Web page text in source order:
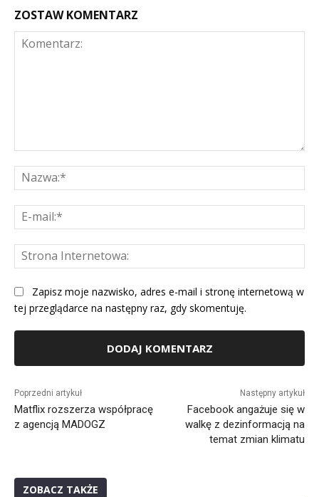
ZOSTAW KOMENTARZ
Zapisz moje nazwisko, adres e-mail i stronę internetową w
tej przeglądarce na następny raz, gdy skomentuję.
Poprzedni artykuł
Matflix rozszerza współpracę
z agencją MADOGZ
Następny artykuł
Facebook angażuje się w
walkę z dezinformacją na
temat zmian klimatu
ZOBACZ TAKŻE